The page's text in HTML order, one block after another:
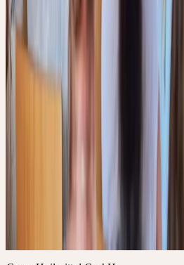
+41 71 466 82 82
CHF 649
Jetzt anmelden
Für Abmeldungen gelten die
SDV-Punkte Schweiz: 18
Weitere Informationen